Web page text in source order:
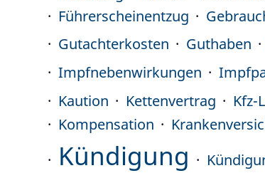
Führerscheinentzug
Gutachterkosten
Guthaben
Impfnebenwirkungen
Kaution
Kettenvertrag Kfz-
Kompensation
Kündigung